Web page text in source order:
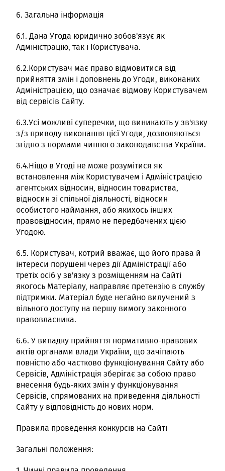
6. Загальна інформація
6.1. Дана Угода юридично зобов'язує як
Адміністрацію, так і Користувача.
6.2.Користувач має право відмовитися від
прийняття змін і доповнень до Угоди, виконаних
Адміністрацією, що означає відмову Користувачем
від сервісів Сайту.
6.3.Усі можливі суперечки, що виникають у зв'язку
з/з приводу виконання цієї Угоди, дозволяються
згідно з нормами чинного законодавства України.
6.4.Ніщо в Угоді не може розумітися як
встановлення між Користувачем і Адміністрацією
агентських відносин, відносин товариства,
відносин зі спільної діяльності, відносин
особистого наймання, або якихось інших
правовідносин, прямо не передбачених цією
Угодою.
6.5. Користувач, котрий вважає, що його права й
інтереси порушені через дії Адміністрації або
третіх осіб у зв'язку з розміщенням на Сайті
якогось Матеріалу, направляє претензію в службу
підтримки. Матеріал буде негайно вилучений з
вільного доступу на першу вимогу законного
правовласника.
6.6. У випадку прийняття нормативно-правових
актів органами влади України, що зачіпають
повністю або частково функціонування Сайту або
Сервісів, Адміністрація зберігає за собою право
внесення будь-яких змін у функціонування
Сервісів, спрямованих на приведення діяльності
Сайту у відповідність до нових норм.
Правила проведення конкурсів на Сайті
Загальні положення: